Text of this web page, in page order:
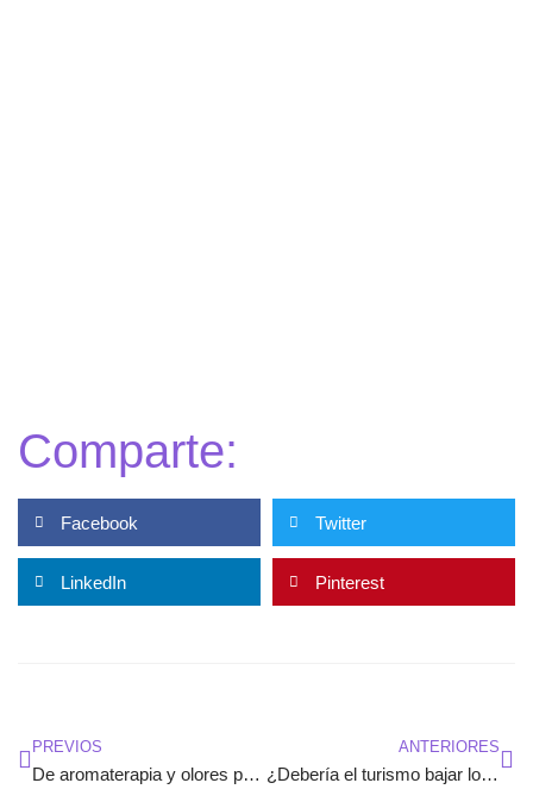
Comparte:
Facebook Twitter
LinkedIn Pinterest
PREVIOS
De aromaterapia y olores personales va la cosa
ANTERIORES
¿Debería el turismo bajar los precios?